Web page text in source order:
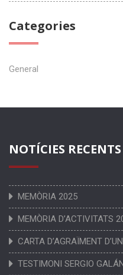
Categories
General
NOTÍCIES RECENTS
MEMÒRIA 2025
MEMÒRIA D’ACTIVITATS
CARTA D’AGRAÏMENT
TESTIMONI SERGIO